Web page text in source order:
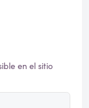
en el sitio